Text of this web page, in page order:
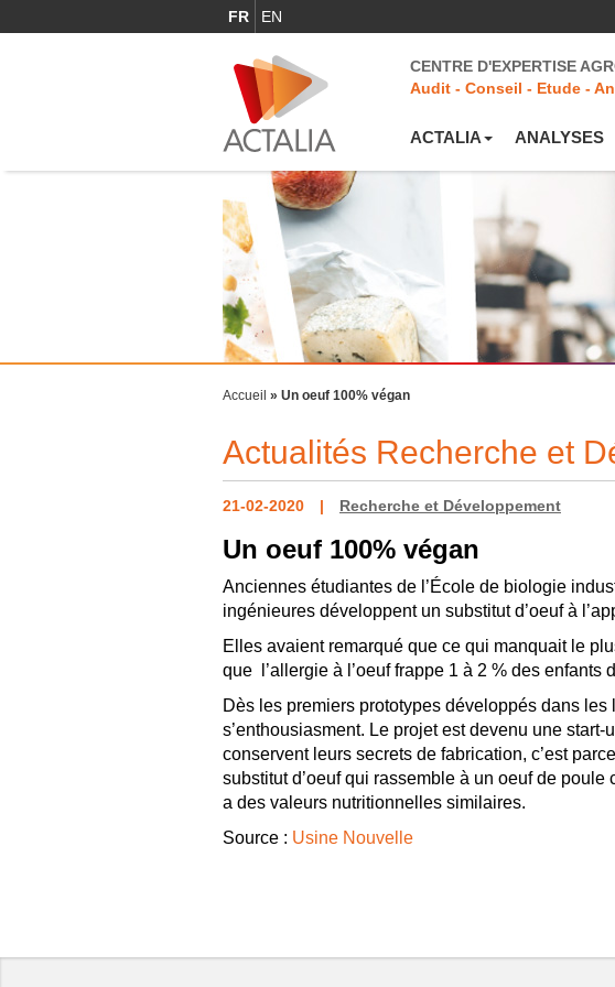
FR EN
CENTRE D'EXPERTISE
Audit - Conseil - Etude -
ACTALIA ANALYSES
Accueil » Un oeuf 100% végan
Actualités Recherche et
21-02-2020 Recherche et Développement
Un oeuf 100% végan
Anciennes étudiantes de l’École de biologie
ingénieures développent un substitut d’oeuf à
Elles avaient remarqué que ce qui manquait le
que l’allergie à l’oeuf frappe 1 à 2 % des enfants
Dès les premiers prototypes développés dans
s’enthousiasment. Le projet est devenu une
conservent leurs secrets de fabrication, c’est
substitut d’oeuf qui rassemble à un oeuf de poule
a des valeurs nutritionnelles similaires.
Source : Usine Nouvelle